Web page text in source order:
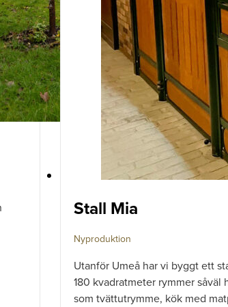
Stall Mia
Nyproduktion
Utanför Umeå har vi byggt ett
180 kvadratmeter rymmer såväl
som tvättutrymme, kök med